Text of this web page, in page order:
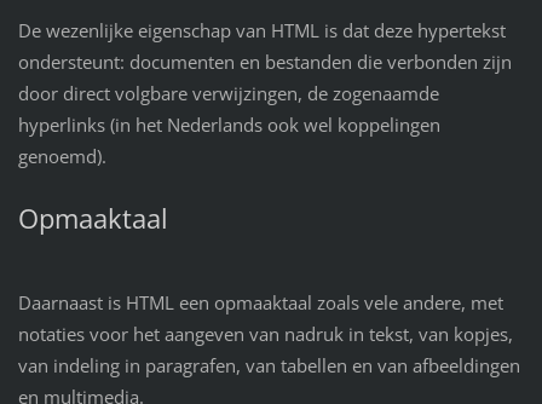
De wezenlijke eigenschap van HTML is dat deze hypertekst
ondersteunt: documenten en bestanden die verbonden zijn
door direct volgbare verwijzingen, de zogenaamde
hyperlinks (in het Nederlands ook wel koppelingen
genoemd).
Opmaaktaal
Daarnaast is HTML een opmaaktaal zoals vele andere, met
notaties voor het aangeven van nadruk in tekst, van kopjes,
van indeling in paragrafen, van tabellen en van afbeeldingen
en multimedia.